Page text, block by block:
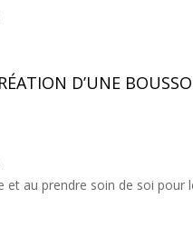
D’UNE
au prendre soin de soi